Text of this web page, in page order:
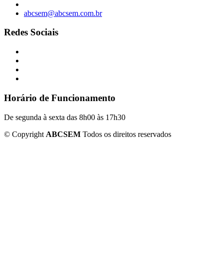
abcsem@abcsem.com.br
Redes Sociais
Horário de Funcionamento
De segunda à sexta das 8h00 às 17h30
© Copyright ABCSEM Todos os direitos reservados